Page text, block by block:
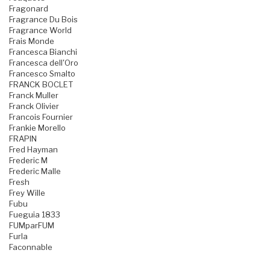
Fragonard
Fragrance Du Bois
Fragrance World
Frais Monde
Francesca Bianchi
Francesca dell'Oro
Francesco Smalto
FRANCK BOCLET
Franck Muller
Franck Olivier
Francois Fournier
Frankie Morello
FRAPIN
Fred Hayman
Frederic M
Frederic Malle
Fresh
Frey Wille
Fubu
Fueguia 1833
FUMparFUM
Furla
Faconnable